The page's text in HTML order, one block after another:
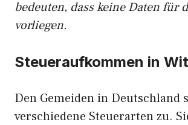
bedeuten, dass keine Daten für
vorliegen.
Steueraufkommen in
Den Gemeiden in Deutschland
verschiedene Steuerarten zu.